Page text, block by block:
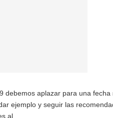
aplazar para una
ejemplo y seguir las
al